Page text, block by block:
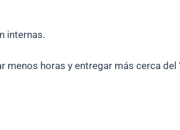
internas.
horas y entregar más cerca del